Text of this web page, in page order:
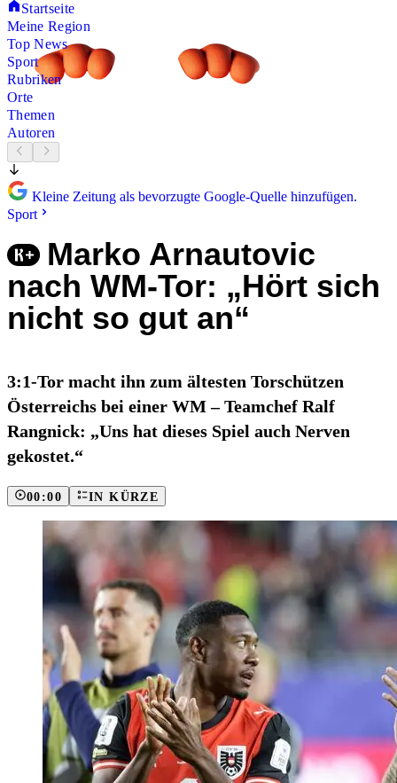
Startseite
Meine Region
Top News
Sport
Rubriken
Orte
Themen
Autoren
Kleine Zeitung als bevorzugte Google-Quelle hinzufügen.
Sport
Marko Arnautovic
nach WM-Tor: „Hört sich
nicht so gut an“
3:1-Tor macht ihn zum ältesten Torschützen
Österreichs bei einer WM – Teamchef Ralf
Rangnick: „Uns hat dieses Spiel auch Nerven
gekostet.“
00:00 IN KÜRZE